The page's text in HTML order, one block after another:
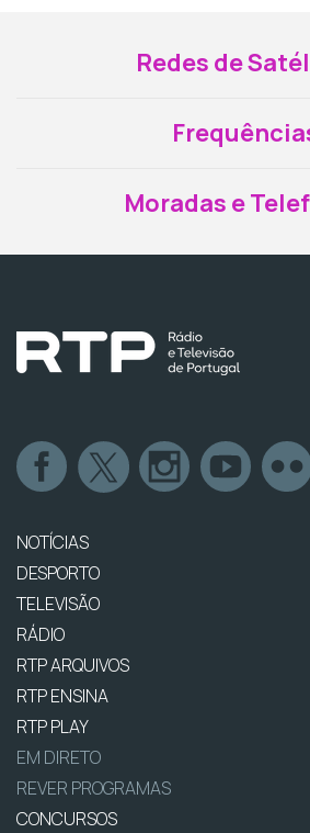
Redes de
Moradas e
NOTÍCIAS
DESPORTO
TELEVISÃO
RÁDIO
RTP ARQUIVOS
RTP ENSINA
RTP PLAY
EM DIRETO
REVER PROGRAMAS
CONCURSOS